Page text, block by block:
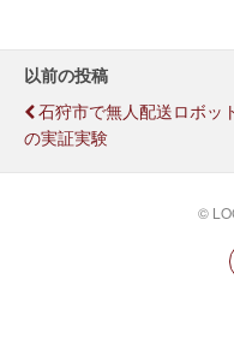
以前の投稿
石狩市で無人配送ロボッ
の実証実験
©